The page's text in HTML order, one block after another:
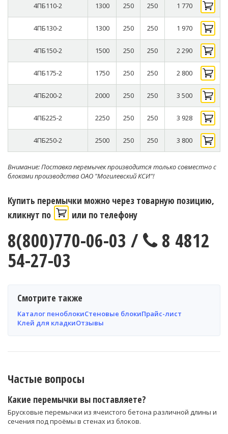
4ПБ110-2 1300 250 250 1 770
4ПБ130-2 1300 250 250 1 970
4ПБ150-2 1500 250 250 2 290
4ПБ175-2 1750 250 250 2 800
4ПБ200-2 2000 250 250 3 500
4ПБ225-2 2250 250 250 3 928
4ПБ250-2 2500 250 250 3 800
Внимание: Поставка перемычек производится только совместно с
блоками производства ОАО "Могилевский КСИ"!
Купить перемычки можно через товарную позицию,
кликнут по
или по телефону
8(800)770-06-03 / 8 4812
54-27-03
Смотрите также
Каталог пеноблокиСтеновые блокиПрайс-лист
Клей для кладкиОтзывы
Частые вопросы
Какие перемычки вы поставляете?
Брусковые перемычки из ячеистого бетона различной длины и
сечения под проёмы в стенах из блоков.